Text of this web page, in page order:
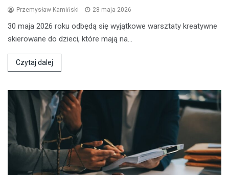
Przemysław Kamiński 28 maja 2026
30 maja 2026 roku odbędą się wyjątkowe warsztaty kreatywne
skierowane do dzieci, które mają na…
Czytaj dalej